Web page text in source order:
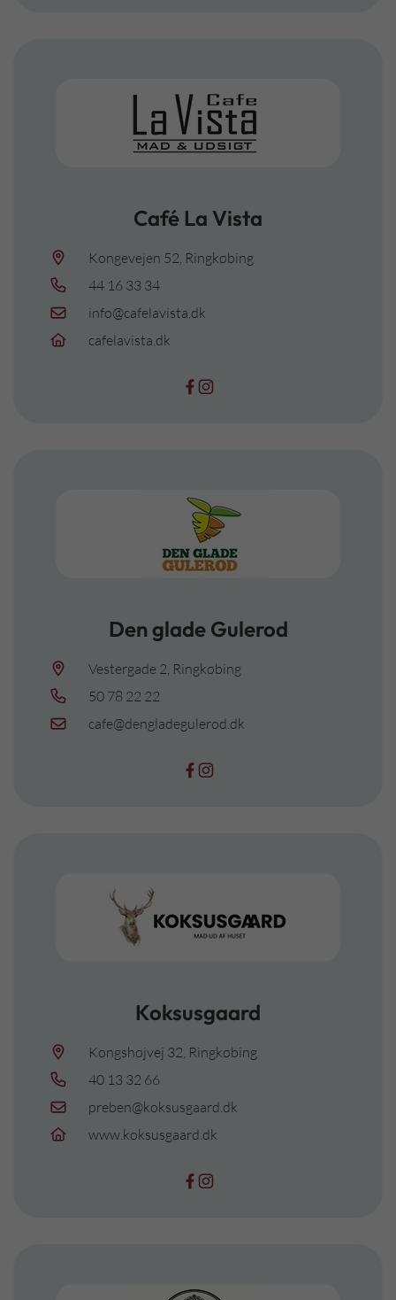
Café La Vista
Kongevejen 52, Ringkøbing
44 16 33 34
info@cafelavista.dk
cafelavista.dk
Den glade Gulerod
Vestergade 2, Ringkøbing
50 78 22 22
cafe@dengladegulerod.dk
Koksusgaard
Kongshøjvej 32, Ringkøbing
40 13 32 66
preben@koksusgaard.dk
www.koksusgaard.dk